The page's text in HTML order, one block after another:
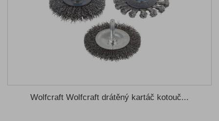
Wolfcraft Wolfcraft drátěný kartáč kotouč...